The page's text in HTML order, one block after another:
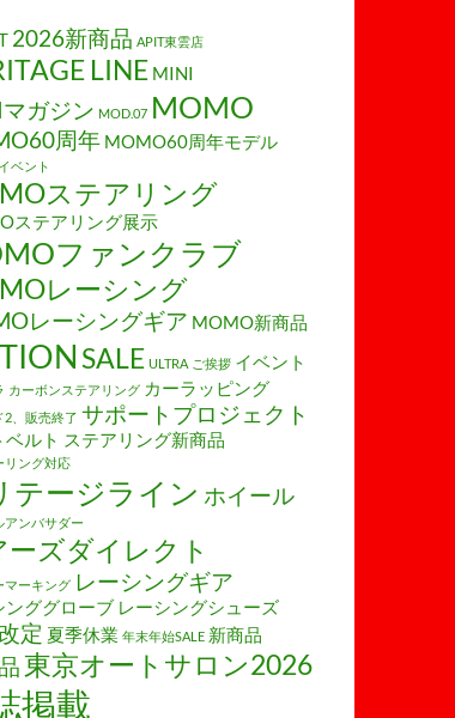
2026新商品 APIT東雲店
LINE MINI
ガジン MOD.07 MOMO
周年 MOMO60周年モデル
ベント
ステアリング
ステアリング展示
ファンクラブ
レーシング
レーシングギア MOMO新商品
SALE ULTRA ご挨拶 イベント
カーボンステアリング カーラッピング
2、販売終了 サポートプロジェクト
ベルト ステアリング新商品
リング対応
テージライン ホイール
アンバサダー
ーズダイレクト
マーキング レーシングギア
ンググローブ レーシングシューズ
定 夏季休業 年末年始SALE 新商品
東京オートサロン2026
掲載